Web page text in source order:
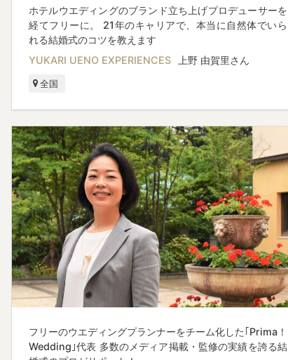
ホテルウエディングのブランド立ち上げプロデューサーを
経てフリーに。 21年のキャリアで、本当に自然体でいら
れる結婚式のコツを教えます
YUKARI UENO EXPERIENCES
上野 由賀里さん
全国
フリーのウエディングプランナーをチーム化した｢Prima！
Wedding｣代表 多数のメディア掲載・監修の実績を誇る結